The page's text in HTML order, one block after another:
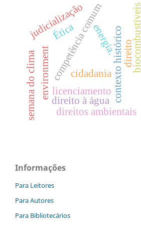
biocombustíveis
contexto histórico
energia.
competência comum
licenciamento
direito
Ética
cidadania
direitos ambientais
judicialização
environment
semana do clima direito à água
Informações
Para Leitores
Para Autores
Para Bibliotecários